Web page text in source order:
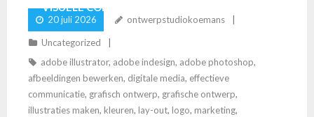
VISUELE COMMUNICATIE IN DE SPOTLIGHT
20 juli 2026 ontwerpstudiokoemans
Uncategorized
adobe illustrator, adobe indesign, adobe photoshop,
afbeeldingen bewerken, digitale media, effectieve
communicatie, grafisch ontwerp, grafische ontwerp,
illustraties maken, kleuren, lay-out, logo, marketing,